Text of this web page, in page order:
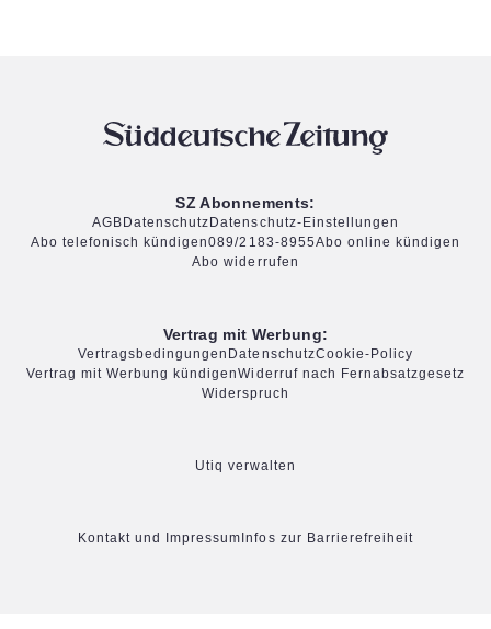
SZ Abonnements:
AGB Datenschutz Datenschutz-Einstellungen
Abo telefonisch kündigen089/2183-8955Abo online kündigen
Abo widerrufen
Vertrag mit Werbung:
Vertragsbedingungen DatenschutzCookie-Policy
Vertrag mit Werbung kündigenWiderruf nach Fernabsatzgesetz
Widerspruch
Utiq verwalten
Kontakt und Impressum Infos zur Barrierefreiheit